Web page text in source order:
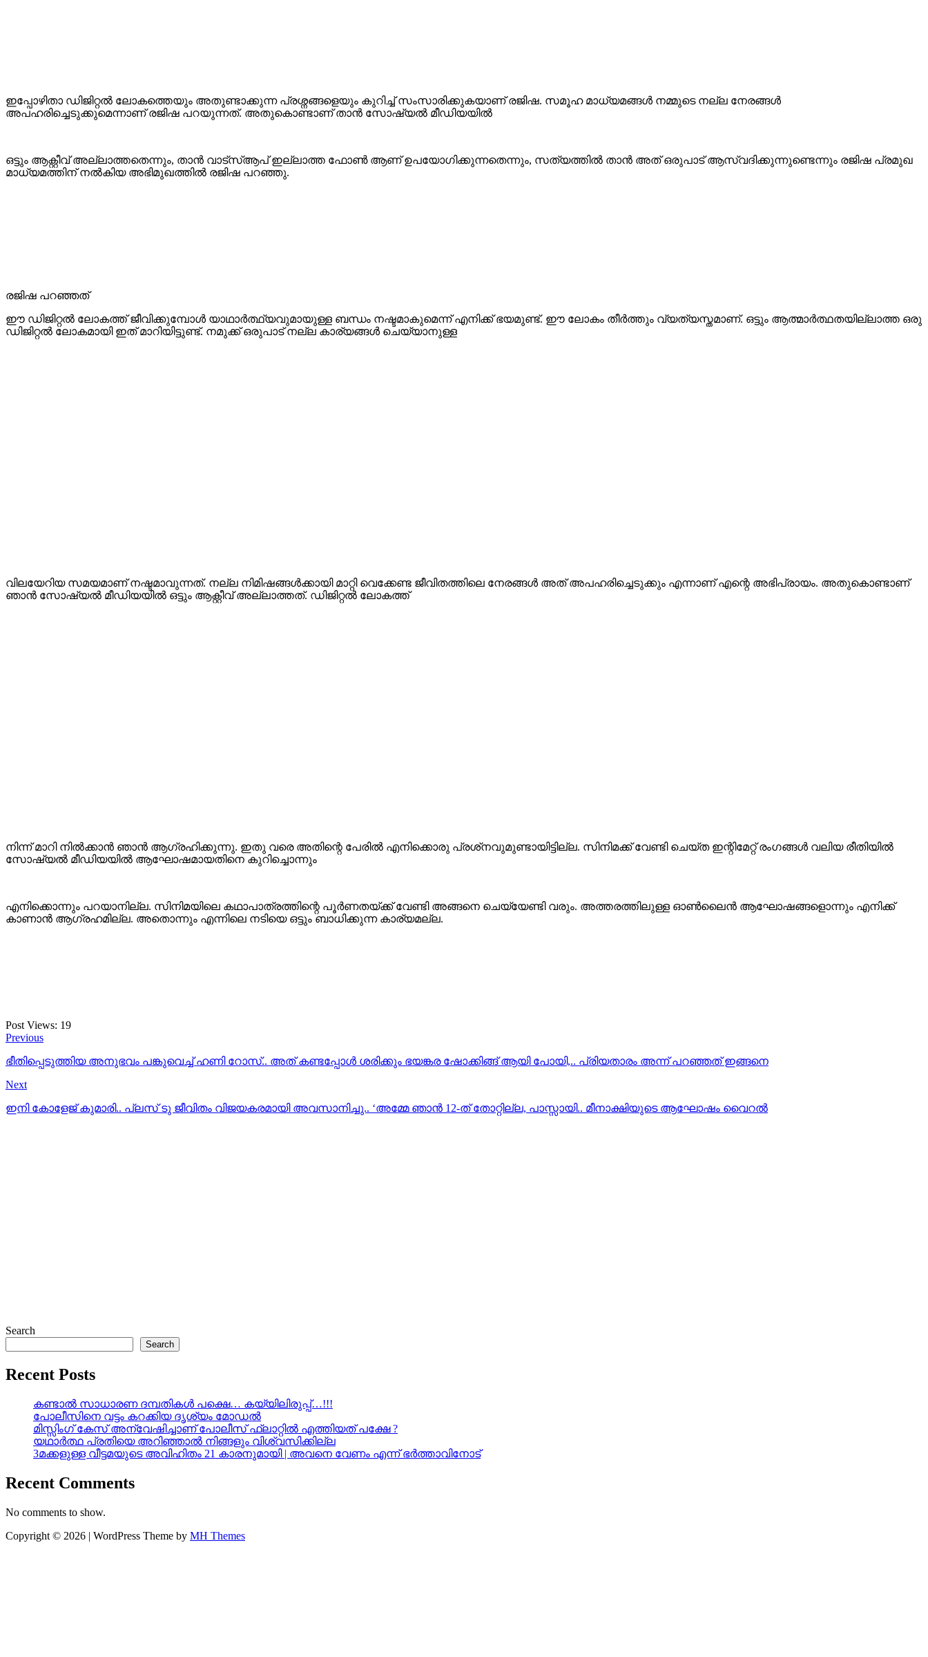
ഇപ്പോഴിതാ ഡിജിറ്റൽ ലോകത്തെയും അതുണ്ടാക്കുന്ന പ്രശ്നങ്ങളെയും കുറിച്ച് സംസാരിക്കുകയാണ് രജിഷ. സമൂഹ മാധ്യമങ്ങൾ നമ്മുടെ നല്ല നേരങ്ങള്‍
അപഹരിച്ചെടുക്കുമെന്നാണ് രജിഷ പറയുന്നത്. അതുകൊണ്ടാണ് താന്‍ സോഷ്യല്‍ മീഡിയയില്‍
ഒട്ടും ആക്റ്റീവ് അല്ലാത്തതെന്നും, താൻ വാട്സ്ആപ് ഇല്ലാത്ത ഫോൺ ആണ് ഉപയോഗിക്കുന്നതെന്നും, സത്യത്തില്‍ താന്‍ അത് ഒരുപാട് ആസ്വദിക്കുന്നുണ്ടെന്നും രജിഷ പ്രമുഖ
മാധ്യമത്തിന് നൽകിയ അഭിമുഖത്തിൽ രജിഷ പറഞ്ഞു.
രജിഷ പറഞ്ഞത്
ഈ ഡിജിറ്റല്‍ ലോകത്ത് ജീവിക്കുമ്പോള്‍ യാഥാര്‍ത്ഥ്യവുമായുള്ള ബന്ധം നഷ്ടമാകുമെന്ന് എനിക്ക് ഭയമുണ്ട്. ഈ ലോകം തീര്‍ത്തും വ്യത്യസ്തമാണ്. ഒട്ടും ആത്മാര്‍ത്ഥതയില്ലാത്ത ഒരു
ഡിജിറ്റല്‍ ലോകമായി ഇത് മാറിയിട്ടുണ്ട്. നമുക്ക് ഒരുപാട് നല്ല കാര്യങ്ങള്‍ ചെയ്യാനുള്ള
വിലയേറിയ സമയമാണ് നഷ്ടമാവുന്നത്. നല്ല നിമിഷങ്ങള്‍ക്കായി മാറ്റി വെക്കേണ്ട ജീവിതത്തിലെ നേരങ്ങള്‍ അത് അപഹരിച്ചെടുക്കും എന്നാണ് എന്റെ അഭിപ്രായം. അതുകൊണ്ടാണ്
ഞാന്‍ സോഷ്യല്‍ മീഡിയയില്‍ ഒട്ടും ആക്റ്റീവ് അല്ലാത്തത്. ഡിജിറ്റല്‍ ലോകത്ത്
നിന്ന് മാറി നില്‍ക്കാന്‍ ഞാന്‍ ആഗ്രഹിക്കുന്നു. ഇതു വരെ അതിന്റെ പേരില്‍ എനിക്കൊരു പ്രശ്‌നവുമുണ്ടായിട്ടില്ല. സിനിമക്ക് വേണ്ടി ചെയ്ത ഇന്റിമേറ്റ് രംഗങ്ങള്‍ വലിയ രീതിയില്‍
സോഷ്യല്‍ മീഡിയയില്‍ ആഘോഷമായതിനെ കുറിച്ചൊന്നും
എനിക്കൊന്നും പറയാനില്ല. സിനിമയിലെ കഥാപാത്രത്തിന്റെ പൂര്‍ണതയ്ക്ക് വേണ്ടി അങ്ങനെ ചെയ്യേണ്ടി വരും. അത്തരത്തിലുള്ള ഓണ്‍ലൈന്‍ ആഘോഷങ്ങളൊന്നും എനിക്ക്
കാണാന്‍ ആഗ്രഹമില്ല. അതൊന്നും എന്നിലെ നടിയെ ഒട്ടും ബാധിക്കുന്ന കാര്യമല്ല.
Post Views: 19
Previous
ഭീതിപ്പെടുത്തിയ അനുഭവം പങ്കുവെച്ച് ഹണി റോസ്.. അത് കണ്ടപ്പോള്‍ ശരിക്കും ഭയങ്കര ഷോക്കിങ്ങ് ആയി പോയി,.. പ്രിയതാരം അന്ന് പറഞ്ഞത് ഇങ്ങനെ
Next
ഇനി കോളേജ് കുമാരി.. പ്ലസ് ടു ജീവിതം വിജയകരമായി അവസാനിച്ചു.. ‘അമ്മേ ഞാൻ 12-ത് തോറ്റില്ല, പാസ്സായി.. മീനാക്ഷിയുടെ ആഘോഷം വൈറൽ
Search
Search
Recent Posts
കണ്ടാൽ സാധാരണ ദമ്പതികൾ പക്ഷെ… കയ്യിലിരുപ്പ്…!!!
പോലീസിനെ വട്ടം കറക്കിയ ദൃശ്യം മോഡല്‍
മിസ്സിംഗ് കേസ് അന്വേഷിച്ചാണ് പോലീസ് ഫ്ലാറ്റിൽ എത്തിയത് പക്ഷേ ?
യഥാർത്ഥ പ്രതിയെ അറിഞ്ഞാൽ നിങ്ങളും വിശ്വസിക്കില്ല
3മക്കളുള്ള വീട്ടമയുടെ അവിഹിതം 21 കാരനുമായി | അവനെ വേണം എന്ന് ഭർത്താവിനോട്
Recent Comments
No comments to show.
Copyright © 2026 | WordPress Theme by MH Themes